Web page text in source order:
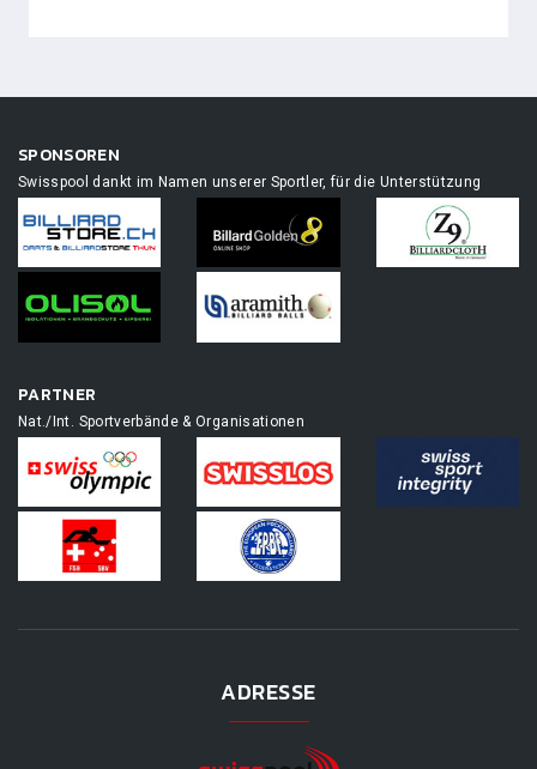
SPONSOREN
Swisspool dankt im Namen unserer Sportler, für die Unterstützung
PARTNER
Nat./Int. Sportverbände & Organisationen
ADRESSE